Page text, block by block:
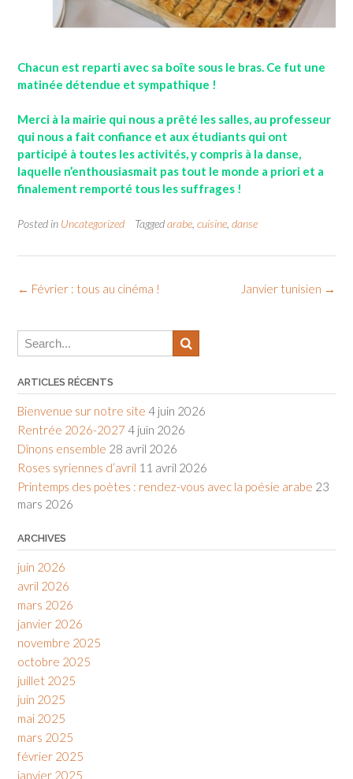
Chacun est reparti avec sa boîte sous le bras. Ce fut une
matinée détendue et sympathique !
Merci à la mairie qui nous a prêté les salles, au professeur
qui nous a fait confiance et aux étudiants qui ont
participé à toutes les activités, y compris à la danse,
laquelle n’enthousiasmait pas tout le monde a priori et a
finalement remporté tous les suffrages !
Posted in Uncategorized Taggedarabe cuisine danse
Post
Janvier tunisien →
← Février : tous au cinéma !
ARTICLES RÉCENTS
Bienvenue sur notre site 4 juin 2026
Rentrée 2026-2027 4 juin 2026
Dînons ensemble 28 avril 2026
Roses syriennes d’avril 11 avril 2026
Printemps des poètes : rendez-vous avec la poésie arabe 23
mars 2026
ARCHIVES
juin 2026
avril 2026
mars 2026
janvier 2026
novembre 2025
octobre 2025
juillet 2025
juin 2025
mai 2025
mars 2025
février 2025
janvier 2025